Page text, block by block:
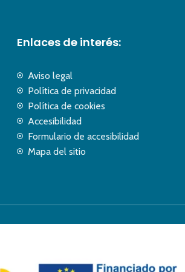
Enlaces de interés:
Aviso legal
Política de privacidad
Política de cookies
Accesibilidad
Formulario de accesibilidad
Mapa del sitio